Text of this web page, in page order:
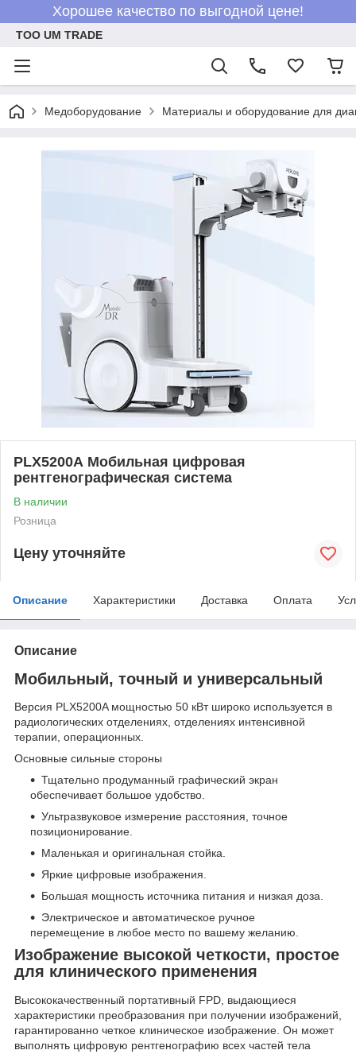
Хорошее качество по выгодной цене!
ТОО UM TRADE
Медоборудование Материалы и оборудование для
PLX5200А Мобильная цифровая
рентгенографическая система
В наличии
Розница
Цену уточняйте
Описание Характеристики Доставка Оплата
Описание
Мобильный, точный и универсальный
Версия PLX5200A мощностью 50 кВт широко используется в
радиологических отделениях, отделениях интенсивной
терапии, операционных.
Основные сильные стороны
Тщательно продуманный графический экран
обеспечивает большое удобство.
Ультразвуковое измерение расстояния, точное
позиционирование.
Маленькая и оригинальная стойка.
Яркие цифровые изображения.
Большая мощность источника питания и низкая доза.
Электрическое и автоматическое ручное
перемещение в любое место по вашему желанию.
Изображение высокой четкости, простое
для клинического применения
Высококачественный портативный FPD, выдающиеся
характеристики преобразования при получении изображений,
гарантированно четкое клиническое изображение. Он может
выполнять цифровую рентгенографию всех частей тела